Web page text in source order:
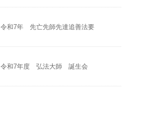
令和7年 先亡先師先達追善法要
令和7年度 弘法大師 誕生会